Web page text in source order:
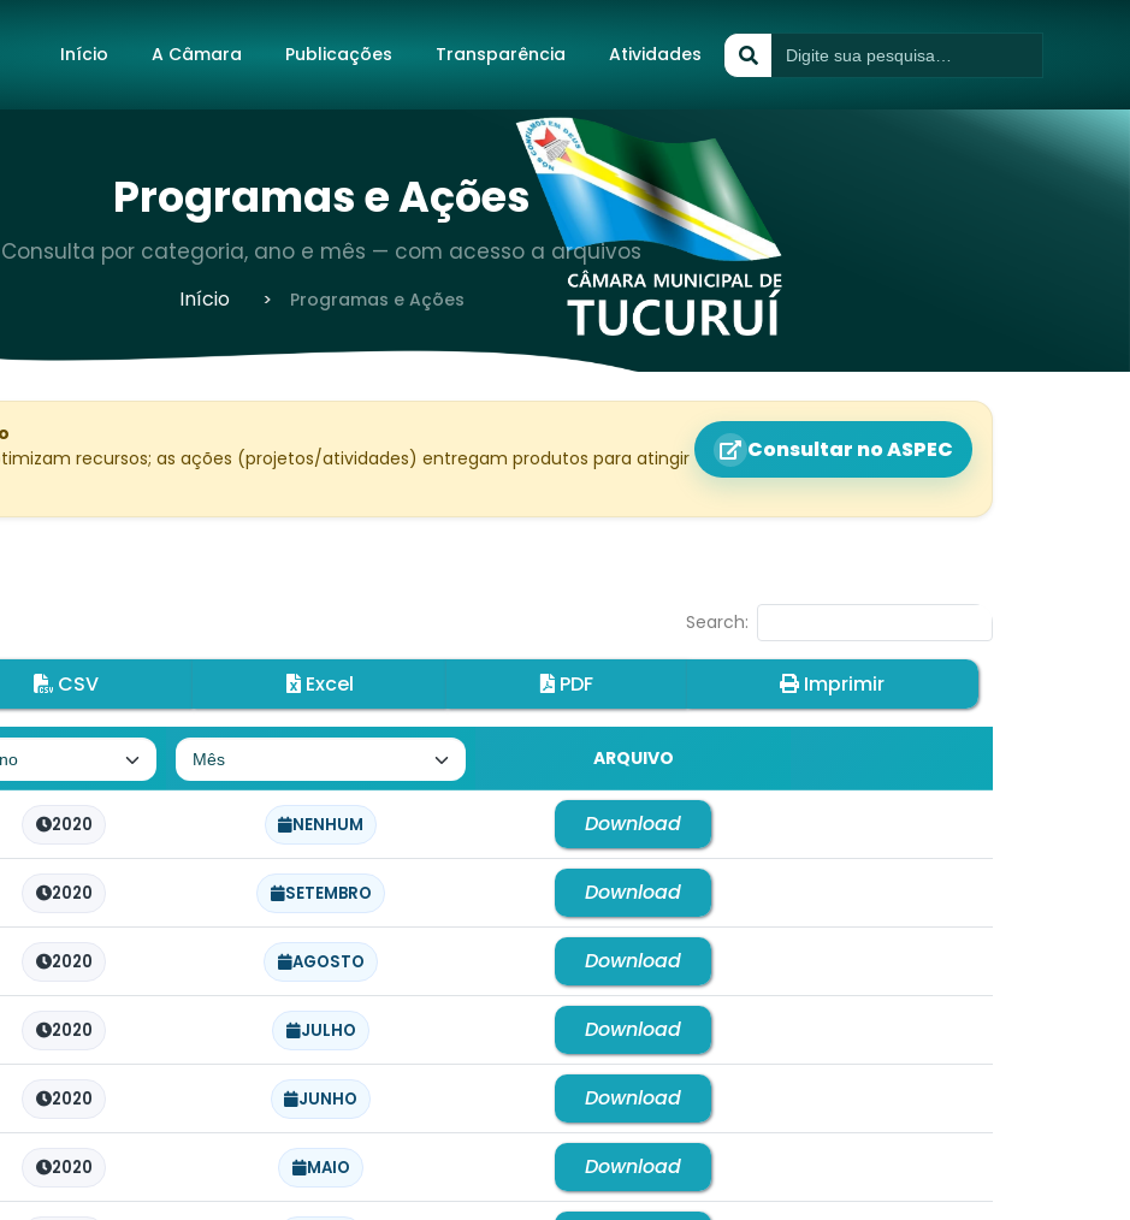
Início A Câmara Publicações Transparência Atividades
Programas e Ações
Consulta por categoria, ano e mês — com acesso a arquivos
Início Programas e Ações
recursos; as ações (projetos/atividades) entregam produtos para atingir
Consultar no ASPEC
CSV Excel PDF Imprimir
Search:
ARQUIVO
2020 NENHUM Download
2020 SETEMBRO Download
2020 AGOSTO Download
2020 JULHO Download
2020 JUNHO Download
2020 MAIO Download